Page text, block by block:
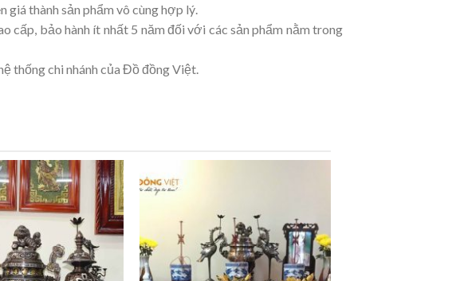
thành sản phẩm vô cùng hợp lý.
cấp, bảo hành ít nhất 5 năm đối với các sản phẩm nằm trong
thống chi nhánh của Đồ đồng Việt.